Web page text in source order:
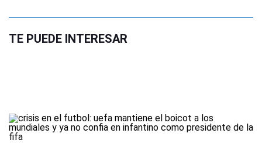
TE PUEDE INTERESAR